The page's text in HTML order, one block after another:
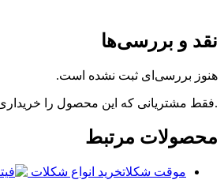
نقد و بررسی‌ها
هنوز بررسی‌ای ثبت نشده است.
.فقط مشتریانی که این محصول را خریداری
محصولات مرتبط
موقت شکلاتخرید انواع شکلات